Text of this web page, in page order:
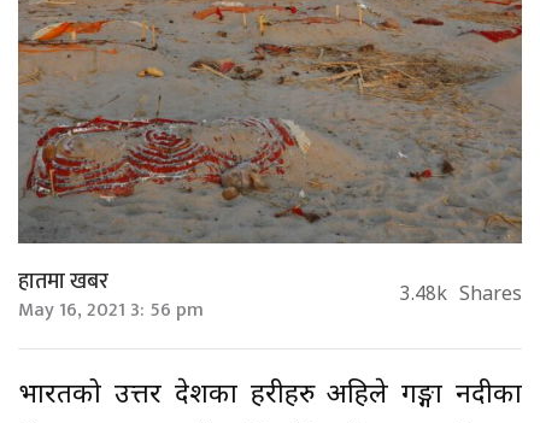
हातमा खबर
May 16, 2021 3: 56 pm 3.48k Shares
भारतको उत्तर प्रदेशका प्रहरीहरु अहिले गङ्गा नदीका